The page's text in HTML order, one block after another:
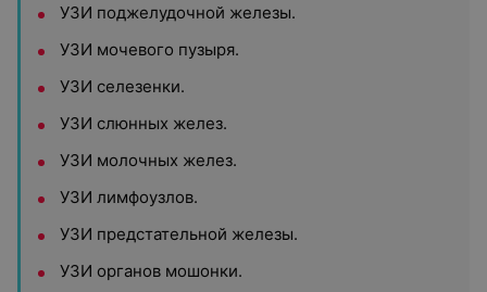
УЗИ поджелудочной железы.
УЗИ мочевого пузыря.
УЗИ селезенки.
УЗИ слюнных желез.
УЗИ молочных желез.
УЗИ лимфоузлов.
УЗИ предстательной железы.
УЗИ органов мошонки.